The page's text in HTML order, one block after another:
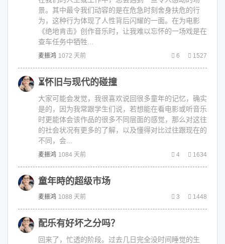
景。其中最令我们动容的是在危急时刻舍身扶危的行
为，这种行为体现了人性背后闪耀的一面。在为电影
《绝地肯击》创作音乐时，让我难以忘怀的一场戏是在
查车任务中牺牲...
麦振鸿 1072 天前 6 1527
⏳怀旧与现代的碰撞
大家可能会发觉，我很喜欢说回很多童年的记忆，确实
是的，因为我常跟学生们说，若想能在看电影或听音乐
时更能体会该作品的很多不同层面的感觉，那么对这往
的社会状况有更多的了解，以及懂得对比过往跟现在的
不同，会...
麦振鸿 1084 天前 4 1634
童年時的超级市场
麦振鸿 1088 天前 3 1448
配乐有好坏之分吗？
回来了，忙透的阶段。过去几日完全没时间睡觉的生